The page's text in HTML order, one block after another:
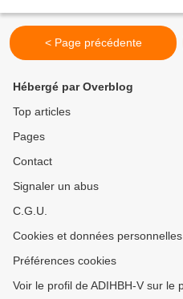
< Page précédente
Hébergé par Overblog
Top articles
Pages
Contact
Signaler un abus
C.G.U.
Cookies et données personnelles
Préférences cookies
Voir le profil de ADIHBH-V sur le